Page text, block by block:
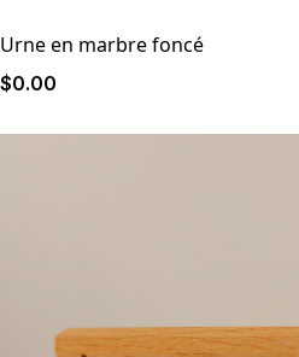
Urne en marbre foncé
$0.00